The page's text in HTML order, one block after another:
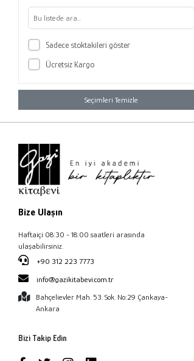
Sadece stoktakileri göster
Ücretsiz Kargo
Seçimleri Temizle
Bize Ulaşın
Haftaiçi 08:30 - 18:00 saatleri arasında
ulaşabilirsiniz.
+90 312 223 7773
info@gazikitabevi.com.tr
Bahçelievler Mah. 53. Sok. No:29 Çankaya-
Ankara
Bizi Takip Edin